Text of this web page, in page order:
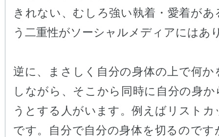
きれない、むしろ強い執着・愛着があ
う二重性がソーシャルメディアにはあ
逆に、まさしく自分の身体の上で何か
しながら、そこから同時に自分の身か
うとする人がいます。例えばリストカ
です。自分で自分の身体を切るのです